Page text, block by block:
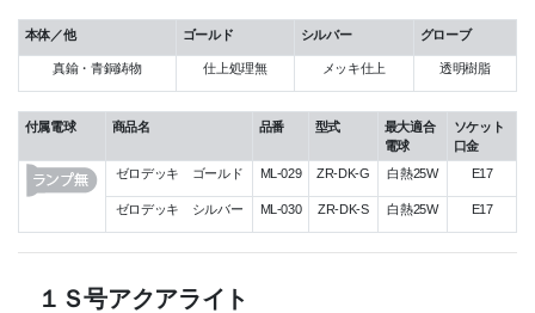
本体／他 ゴールド シルバー グローブ
真鍮・青銅鋳物 仕上処理無 メッキ仕上 透明樹脂
付属電球 商品名 品番 型式
最大適合
電球
ソケット
口金
ゼロデッキ ゴールド
ML-029 ZR-DK-G 白熱25W E17
ゼロデッキ シルバー ML-030 ZR-DK-S 白熱25W E17
１Ｓ号アクアライト